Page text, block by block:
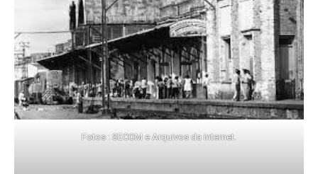
Fotos : SECOM e Arquivos da internet.